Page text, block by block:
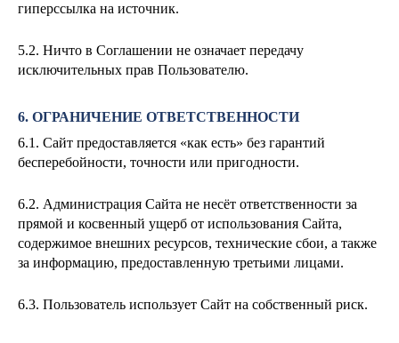
гиперссылка на источник.
5.2. Ничто в Соглашении не означает передачу
исключительных прав Пользователю.
6. ОГРАНИЧЕНИЕ ОТВЕТСТВЕННОСТИ
6.1. Сайт предоставляется «как есть» без гарантий
бесперебойности, точности или пригодности.
6.2. Администрация Сайта не несёт ответственности за
прямой и косвенный ущерб от использования Сайта,
содержимое внешних ресурсов, технические сбои, а также
за информацию, предоставленную третьими лицами.
6.3. Пользователь использует Сайт на собственный риск.